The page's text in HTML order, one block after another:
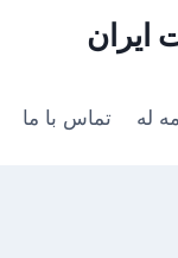
ایران
له تماس با ما